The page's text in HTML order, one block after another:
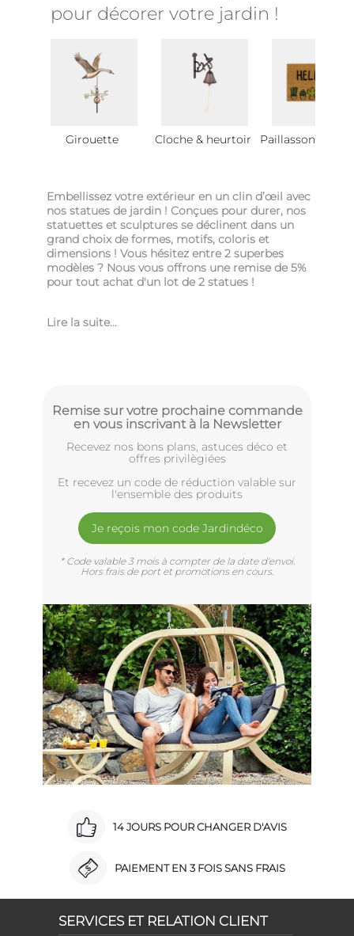
pour décorer votre jardin !
Girouette Cloche & heurtoir Paillasson de
Embellissez votre extérieur en un clin d’œil avec
nos statues de jardin ! Conçues pour durer, nos
statuettes et sculptures se déclinent dans un
grand choix de formes, motifs, coloris et
dimensions ! Vous hésitez entre 2 superbes
modèles ? Nous vous offrons une remise de 5%
pour tout achat d'un lot de 2 statues !
Lire la suite...
Remise sur votre prochaine commande
en vous inscrivant à la Newsletter
Recevez nos bons plans, astuces déco et
offres privilègiées
Et recevez un code de réduction valable sur
l'ensemble des produits
Je reçois mon code Jardindéco
* Code valable 3 mois à compter de la date d'envoi.
Hors frais de port et promotions en cours.
14 JOURS POUR CHANGER D'AVIS
PAIEMENT EN 3 FOIS SANS FRAIS
SERVICES ET RELATION CLIENT